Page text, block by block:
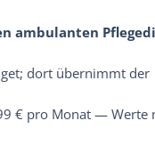
ambulanten
dort übernimmt der
€ pro Monat — Werte